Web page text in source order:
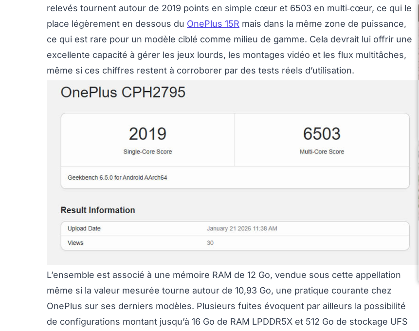
relevés tournent autour de 2019 points en simple cœur et 6503 en multi‑cœur, ce qui le
place légèrement en dessous du OnePlus 15R mais dans la même zone de puissance,
ce qui est rare pour un modèle ciblé comme milieu de gamme. Cela devrait lui offrir une
excellente capacité à gérer les jeux lourds, les montages vidéo et les flux multitâches,
même si ces chiffres restent à corroborer par des tests réels d’utilisation.
L’ensemble est associé à une mémoire RAM de 12 Go, vendue sous cette appellation
même si la valeur mesurée tourne autour de 10,93 Go, une pratique courante chez
OnePlus sur ses derniers modèles. Plusieurs fuites évoquent par ailleurs la possibilité
de configurations montant jusqu’à 16 Go de RAM LPDDR5X et 512 Go de stockage UFS